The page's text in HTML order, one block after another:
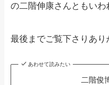
の二階伸康さんともいわ
最後までご覧下さりあり
あわせて読みたい
二階俊